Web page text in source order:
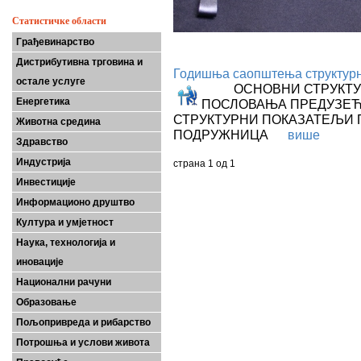
Статистичке области
Грађевинарство
Дистрибутивна трговина и
остале услуге
Енергетика
Животна средина
Здравство
Индустрија
Инвестиције
Информационо друштво
Култура и умјетност
Наука, технологија и
иновације
Национални рачуни
Образовање
Пољопривреда и рибарство
Потрошња и услови живота
Годишња саопштења
ОСНОВНИ
ПОСЛОВАЊА
СТРУКТУРНИ
ПОДРУЖНИЦА више
страна 1 од 1